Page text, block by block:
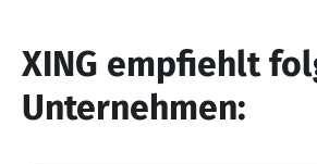
XING empfiehlt
Unternehmen: